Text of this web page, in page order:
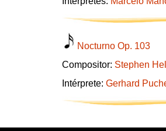
Nocturno Op. 103
Compositor: Stephen
Intérprete: Gerhard